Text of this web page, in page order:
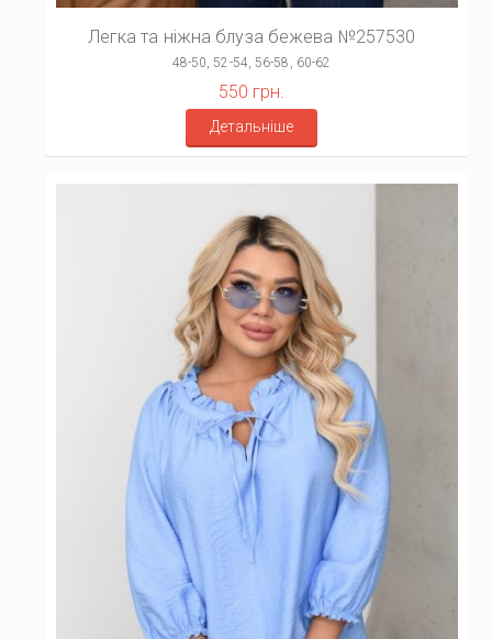
Легка та ніжна блуза бежева №257530
48-50, 52-54, 56-58, 60-62
550 грн.
Детальніше